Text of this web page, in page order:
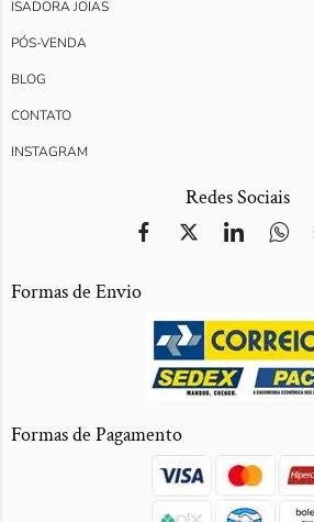
ISADORA JOIAS
PÓS-VENDA
BLOG
CONTATO
INSTAGRAM
Redes Sociais
Formas de Envio
Formas de Pagamento